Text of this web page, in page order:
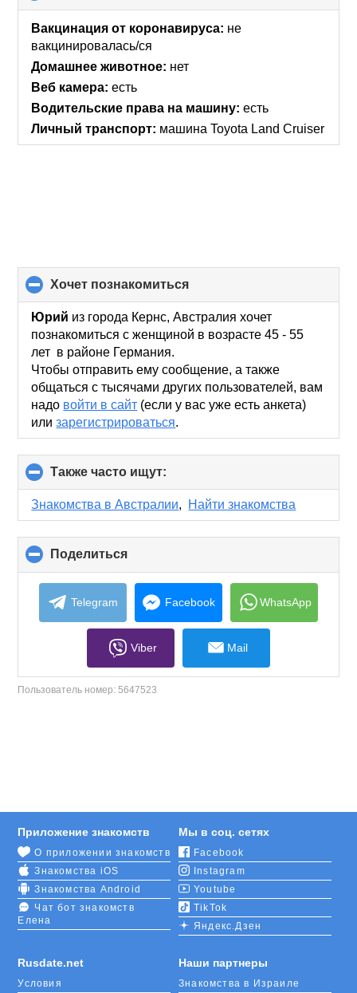
to
collapse
Вакцинация от коронавируса: не
вакцинировалась/ся
Домашнее животное: нет
Веб камера: есть
Водительские права на машину: есть
Личный транспорт: машина Toyota Land Cruiser
хочет познакомиться
to
collapse
contents
Юрий из города Кернс, Австралия хочет
познакомиться с женщиной в возрасте 45 - 55
лет в районе Германия.
Чтобы отправить ему сообщение, а также
общаться с тысячами других пользователей, вам
надо войти в сайт (если у вас уже есть анкета)
илизарегистрироваться.
Также часто ищут:
to
collapse
contents
Знакомства в Австралии, Найти знакомства
Поделиться
to
collapse
contents
Telegram Facebook WhatsApp
Viber Mail
Пользователь номер:5647523
Rusdate.net
Условия
Приложение знакомств
О приложении знакомств
Знакомства iOS
Знакомства Android
Чат бот знакомств
Елена
Мы в соц. сетях
Facebook
Instagram
Youtube
TikTok
Яндекс.Дзен
Наши партнеры
Знакомства в Израиле